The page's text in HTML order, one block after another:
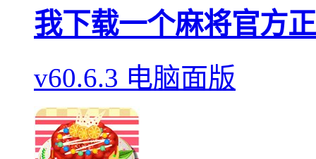
我下载一个麻将官方
v60.6.3 电脑面版